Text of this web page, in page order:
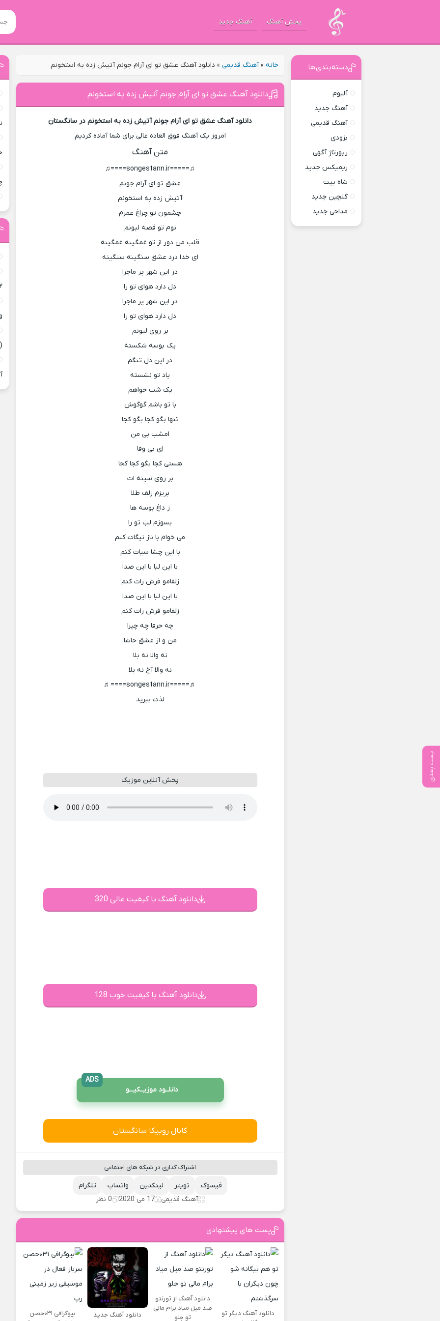
پخش آهنگ آهنگ جدید
خانه »آهنگ قدیمی » دانلود آهنگ عشق تو ای آرام جونم آتیش زده به استخونم
پست بعدی
دانلود آهنگ عشق تو ای آرام جونم آتیش زده به استخونم
دانلود آهنگ عشق تو ای آرام جونم آتیش زده به استخونم در سانگستان
امروز یک آهنگ فوق العاده عالی برای شما آماده کردیم
متن آهنگ
♫=====songestann.ir====♫
عشق تو ای آرام جونم
آتیش زده به استخونم
چشمون تو چراغ عمرم
نوم تو قصه لبونم
قلب من دور از تو غمگینه غمگینه
ای خدا درد عشق سنگینه سنگینه
در این شهر پر ماجرا
دل دارد هوای تو را
در این شهر پر ماجرا
دل دارد هوای تو را
بر روی لبونم
یک بوسه شکسته
در این دل تنگم
یاد تو نشسته
یک شب خواهم
با تو باشم گوگوش
تنها بگو کجا بگو کجا
امشب بی من
ای بی وفا
هستی کجا بگو کجا کجا
بر روی سینه ات
بریزم زلف طلا
ز داغ بوسه ها
بسوزم لب تو را
می خوام با ناز نیگات کنم
با این چشا سیات کنم
با این لبا با این صدا
زلفامو فرش رات کنم
با این لبا با این صدا
زلفامو فرش رات کنم
چه حرفا چه چیزا
من و از عشق حاشا
نه والا نه بلا
نه والا آخ نه بلا
♬=====songestann.ir====♬
لذت ببرید
پخش آنلاین موزیک
دانلود آهنگ با کیفیت عالی 320
دانلود آهنگ با کیفیت خوب 128
دانلــود موزیــکیـــو
ADS
کانال روبیکا سانگستان
اشتراک گذاری در شبکه های اجتماعی
تلگرام واتساپ لینکدین تویتر
فیسوک
آهنگ قدیمی
17 می 2020 0 نظر
پست های پیشنهادی
دانلود آهنگ دیگر تو
دانلود آهنگ از تورنتو
صد میل میاد برام مالی
تو جلو
دانلود آهنگ جدید
بیوگرافی ۰۳۱حصن
دسته‌بندی‌ها
آلبوم
آهنگ جدید
آهنگ قدیمی
بزودی
رپورتاژ آگهی
ریمیکس جدید
شاه بیت
گلچین جدید
مداحی جدید
۲